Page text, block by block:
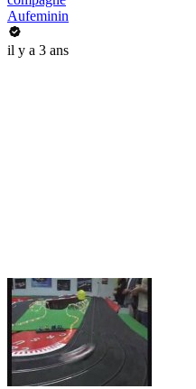
Aufeminin
il y a 3 ans